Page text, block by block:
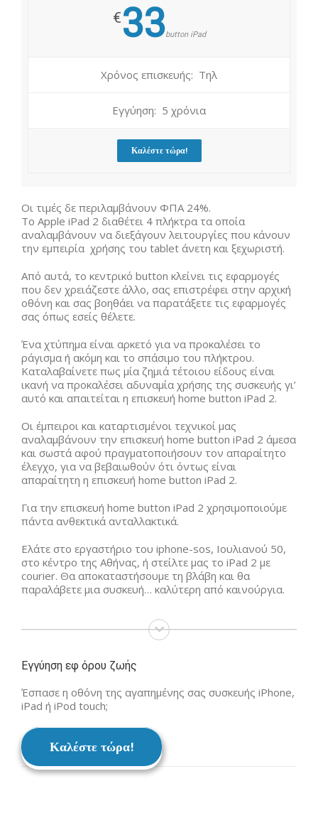
€33button iPad
Χρόνος επισκευής: Τηλ
Εγγύηση: 5 χρόνια
Καλέστε τώρα!
Οι τιμές δε περιλαμβάνουν ΦΠΑ 24%.
Το Apple iPad 2 διαθέτει 4 πλήκτρα τα οποία
αναλαμβάνουν να διεξάγουν λειτουργίες που κάνουν
την εμπειρία χρήσης του tablet άνετη και ξεχωριστή.
Από αυτά, το κεντρικό button κλείνει τις εφαρμογές
που δεν χρειάζεστε άλλο, σας επιστρέφει στην αρχική
οθόνη και σας βοηθάει να παρατάξετε τις εφαρμογές
σας όπως εσείς θέλετε.
Ένα χτύπημα είναι αρκετό για να προκαλέσει το
ράγισμα ή ακόμη και το σπάσιμο του πλήκτρου.
Καταλαβαίνετε πως μία ζημιά τέτοιου είδους είναι
ικανή να προκαλέσει αδυναμία χρήσης της συσκευής γι’
αυτό και απαιτείται η επισκευή home button iPad 2.
Οι έμπειροι και καταρτισμένοι τεχνικοί μας
αναλαμβάνουν την επισκευή home button iPad 2 άμεσα
και σωστά αφού πραγματοποιήσουν τον απαραίτητο
έλεγχο, για να βεβαιωθούν ότι όντως είναι
απαραίτητη η επισκευή home button iPad 2.
Για την επισκευή home button iPad 2 χρησιμοποιούμε
πάντα ανθεκτικά ανταλλακτικά.
Ελάτε στο εργαστήριο του iphone-sos, Ιουλιανού 50,
στο κέντρο της Αθήνας, ή στείλτε μας το iPad 2 με
courier. Θα αποκαταστήσουμε τη βλάβη και θα
παραλάβετε μια συσκευή… καλύτερη από καινούργια.
Εγγύηση εφ όρου ζωής
Έσπασε η οθόνη της αγαπημένης σας συσκευής iPhone,
iPad ή iPod touch;
Καλέστε τώρα!